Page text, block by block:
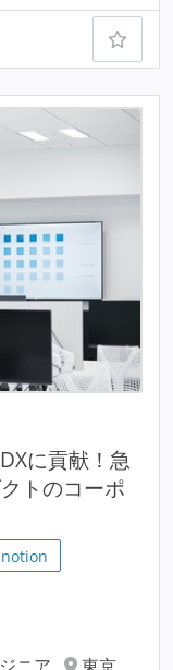
に貢献！急
トのコーポ
notion